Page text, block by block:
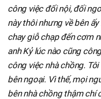
công việc đối nội, đối
này thôi nhưng về bên
chay giỗ chạp đến cơm
anh Kỷ lúc nào cũng
công việc nhà chồng.
bên ngoại. Vì thế, mọi
bên nhà chồng thậm chí